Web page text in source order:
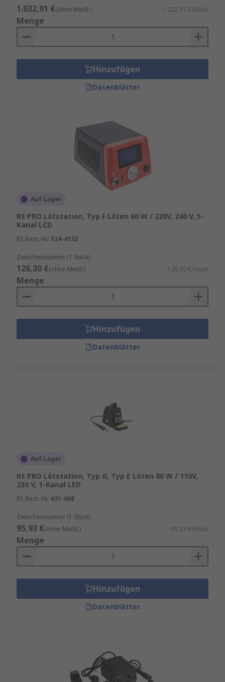
1.022,91 €(ohne MwSt.) 1.022,91 €/Stück
Menge
Hinzufügen
Datenblätter
Auf Lager
RS PRO Lötstation, Typ F Löten 60 W / 220V, 240 V, 5-
Kanal LCD
RS Best.-Nr. 124-4132
Zwischensumme (1 Stück)
126,30 €(ohne MwSt.) 126,30 €/Stück
Menge
Hinzufügen
Datenblätter
Auf Lager
RS PRO Lötstation, Typ G, Typ E Löten 80 W / 110V,
230 V, 1-Kanal LED
RS Best.-Nr. 631-068
Zwischensumme (1 Stück)
95,93 €(ohne MwSt.) 95,93 €/Stück
Menge
Hinzufügen
Datenblätter